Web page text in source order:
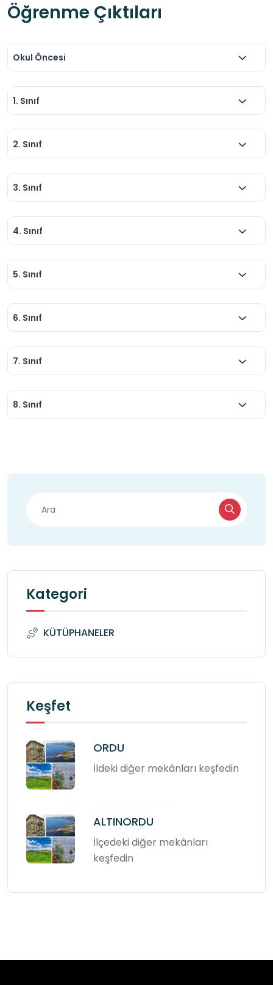
Öğrenme Çıktıları
Okul Öncesi
1. Sınıf
2. Sınıf
3. Sınıf
4. Sınıf
5. Sınıf
6. Sınıf
7. Sınıf
8. Sınıf
Kategori
KÜTÜPHANELER
Keşfet
ORDU
İldeki diğer mekânları keşfedin
ALTINORDU
İlçedeki diğer mekânları
keşfedin